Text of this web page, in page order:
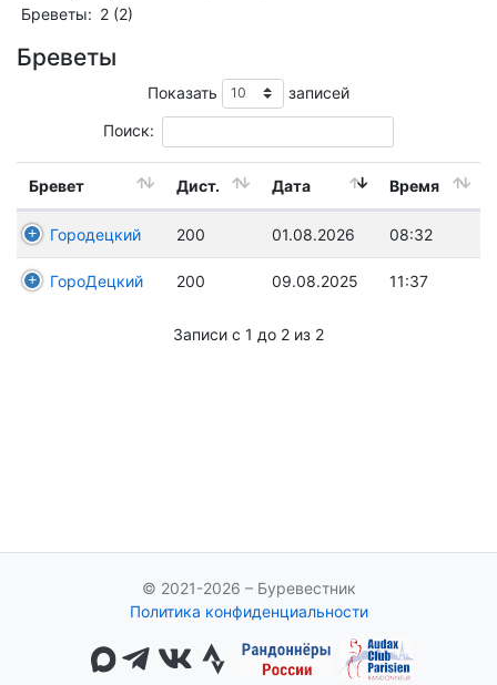
Бреветы: 2 (2)
Бреветы
Показать записей
Поиск:
Бревет Дист. Дата Время
Городецкий 200 01.08.2026 08:32
ГороДецкий 200 09.08.2025 11:37
Записи с 1 до 2 из 2
© 2021-2026 – Буревестник
Политика конфиденциальности